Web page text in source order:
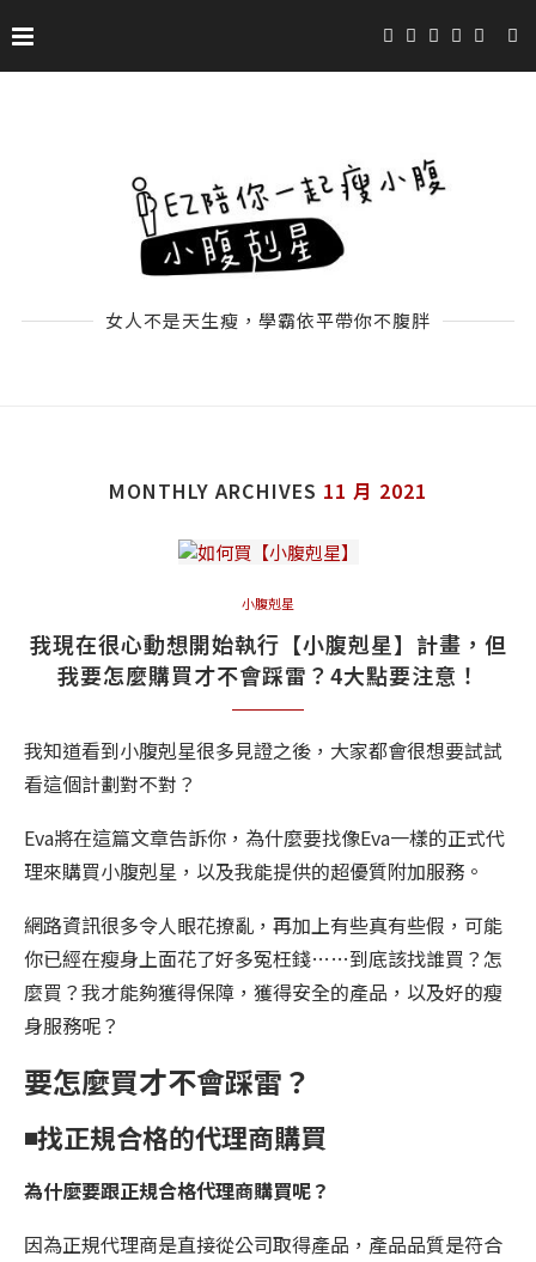
女人不是天生瘦，學霸依平帶你不腹胖
MONTHLY ARCHIVES 11 月 2021
小腹剋星
我現在很心動想開始執行【小腹剋星】計畫，但
我要怎麼購買才不會踩雷？4大點要注意！
我知道看到小腹剋星很多見證之後，大家都會很想要試試
看這個計劃對不對？
Eva將在這篇文章告訴你，為什麼要找像Eva一樣的正式代
理來購買小腹剋星，以及我能提供的超優質附加服務。
網路資訊很多令人眼花撩亂，再加上有些真有些假，可能
你已經在瘦身上面花了好多冤枉錢……到底該找誰買？怎
麼買？我才能夠獲得保障，獲得安全的產品，以及好的瘦
身服務呢？
要怎麼買才不會踩雷？
◾️找正規合格的代理商購買
為什麼要跟正規合格代理商購買呢？
因為正規代理商是直接從公司取得產品，產品品質是符合